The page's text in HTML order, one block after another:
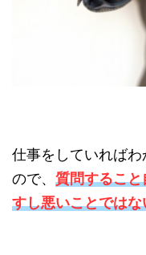
仕事をしていれば
ので、 質問するこ
すし悪いことではな